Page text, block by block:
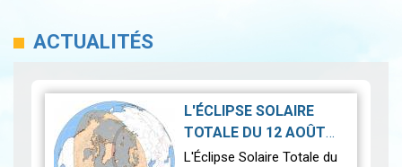
ACTUALITÉS
L'ÉCLIPSE SOLAIRE
TOTALE DU 12 AOÛT
2026|2026-07-21
L'Éclipse Solaire Totale du